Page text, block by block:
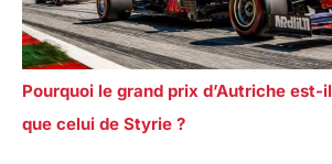
Pourquoi le grand prix d’Autriche est-
que celui de Styrie ?